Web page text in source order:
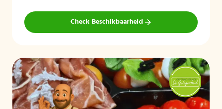
Check Beschikbaarheid